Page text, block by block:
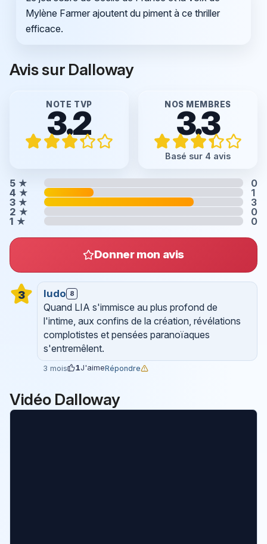
Mylène Farmer ajoutent du piment à ce thriller
efficace.
Avis sur Dalloway
NOTE TVP
3.2 NOS MEMBRES
3.3
Basé sur 4 avis
5 ★
0
4 ★
1
3 ★
3
2 ★
0
1 ★ 0
Donner mon avis
3 ludo 8
Quand LIA s'immisce au plus profond de
l'intime, aux confins de la création, révélations
complotistes et pensées paranoïaques
s'entremêlent.
3 mois 1J'aimeRépondre
Vidéo Dalloway